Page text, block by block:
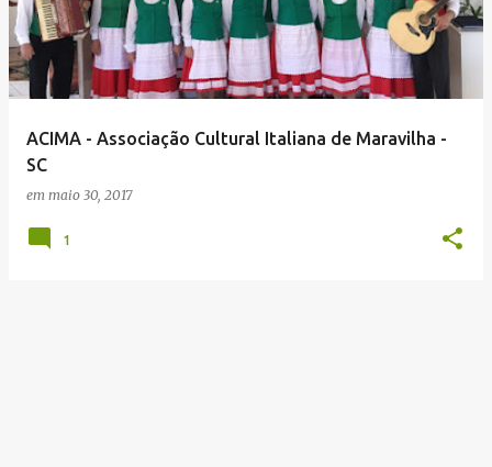
ACIMA - Associação Cultural Italiana de Maravilha -
SC
em maio 30, 2017
1